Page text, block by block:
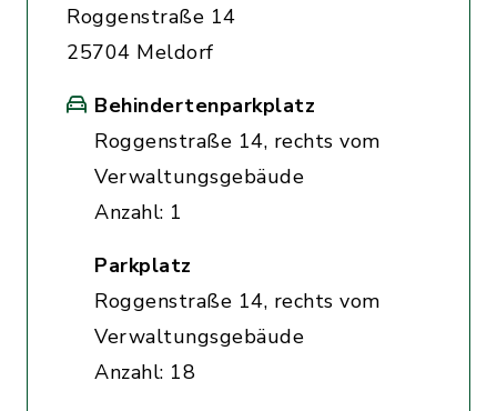
Roggenstraße 14
25704 Meldorf
Behindertenparkplatz
Roggenstraße 14, rechts vom
Verwaltungsgebäude
Anzahl: 1
Parkplatz
Roggenstraße 14, rechts vom
Verwaltungsgebäude
Anzahl: 18